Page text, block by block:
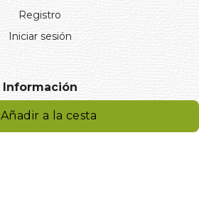
Añadir a la cesta
Registro
Iniciar sesión
Información
Aviso legal